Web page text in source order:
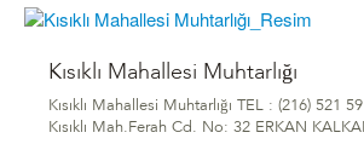
Kısıklı Mahallesi Muhtarlığı
Kısıklı Mahallesi Muhtarlığı TEL : (216) 521
Kısıklı Mah.Ferah Cd. No: 32 ERKAN